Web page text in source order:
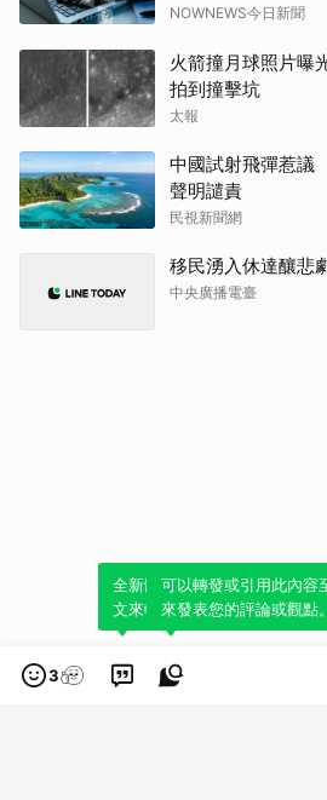
NOWNEWS今日新聞
火箭撞月球照片曝
拍到撞擊坑
太報
中國試射飛彈惹
聲明譴責
民視新聞網
移民湧入休達釀悲
中央廣播電臺
3
全新體驗！一鍵引用此內容，
文來輕鬆表達個人立場。
可以轉發或引用此內容
來發表您的評論或觀點。